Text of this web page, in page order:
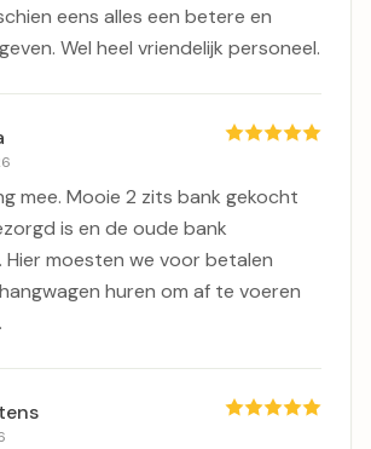
eens alles een betere en
Wel heel vriendelijk personeel.
mee. Mooie 2 zits bank gekocht
is en de oude bank
Hier moesten we voor betalen
huren om af te voeren